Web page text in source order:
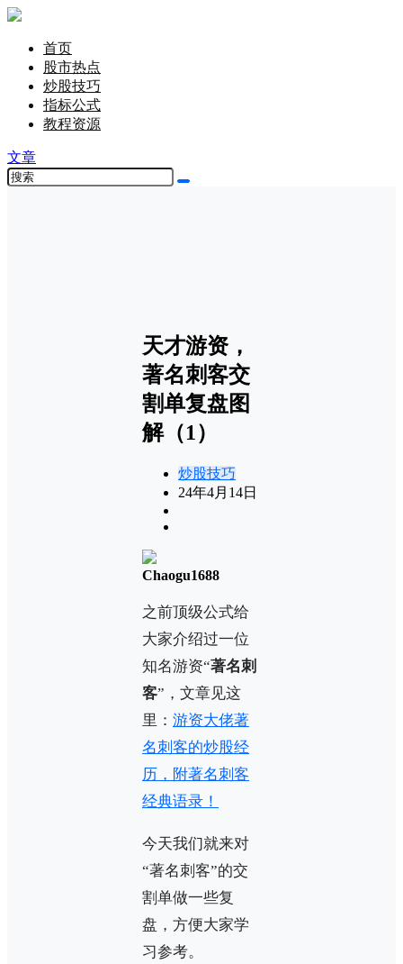
首页
股市热点
炒股技巧
指标公式
教程资源
文章
天才游资，
著名刺客交
割单复盘图
解（1）
炒股技巧
24年4月14日
Chaogu1688
之前顶级公式给
大家介绍过一位
知名游资“著名刺
客”，文章见这
里： 游资大佬著
名刺客的炒股经
历，附著名刺客
经典语录！
今天我们就来对
“著名刺客”的交
割单做一些复
盘，方便大家学
习参考。